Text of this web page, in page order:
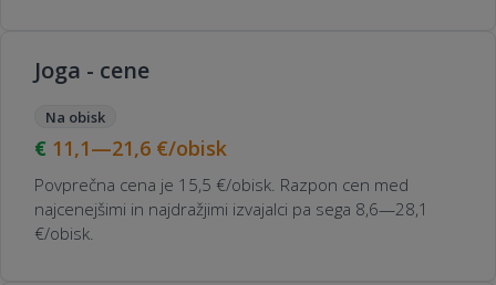
Joga - cene
Na obisk
11,1—21,6 €/obisk
Povprečna cena je 15,5 €/obisk. Razpon cen med
najcenejšimi in najdražjimi izvajalci pa sega 8,6—28,1
€/obisk.